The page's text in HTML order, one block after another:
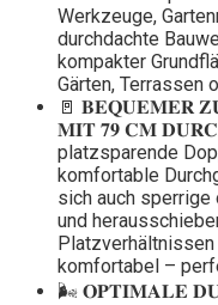
Werkzeuge,
durchdachte
kompakter
Gärten, Terrassen
🚪 𝐁𝐄𝐐𝐔𝐄𝐌𝐄𝐑
𝐌𝐈𝐓 𝟕𝟗 𝐂𝐌
platzsparende
komfortable
sich auch sperrige
und
komfortabel –
🌬️ 𝐎𝐏𝐓𝐈𝐌𝐀𝐋𝐄